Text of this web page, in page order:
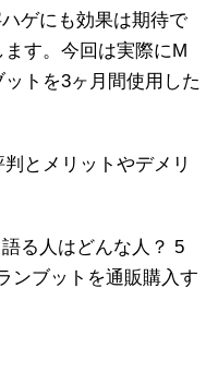
ゲにも効果は期待で
す。今回は実際にM
トを3ヶ月間使用した
とメリットやデメリ
る人はどんな人？ 5
ンブットを通販購入す